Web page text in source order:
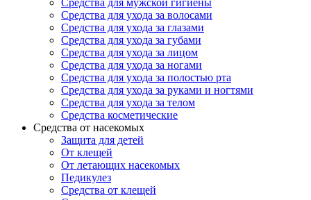
Средства для мужской гигиены
Средства для ухода за волосами
Средства для ухода за глазами
Средства для ухода за губами
Средства для ухода за лицом
Средства для ухода за ногами
Средства для ухода за полостью рта
Средства для ухода за руками и ногтями
Средства для ухода за телом
Средства косметические
Средства от насекомых
Защита для детей
От клещей
От летающих насекомых
Педикулез
Средства от клещей